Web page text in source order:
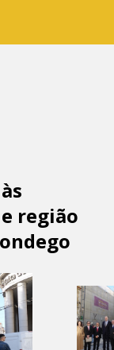
região